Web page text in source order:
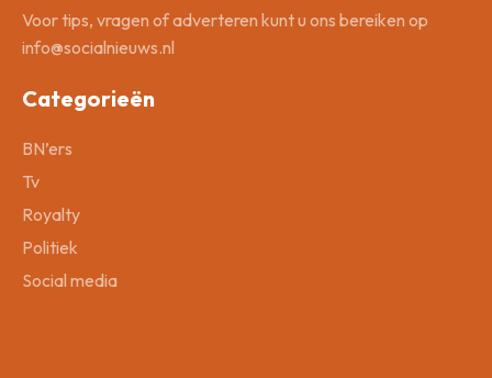
Voor tips, vragen of adverteren kunt u ons bereiken op
info@socialnieuws.nl
Categorieën
BN’ers
Tv
Royalty
Politiek
Social media